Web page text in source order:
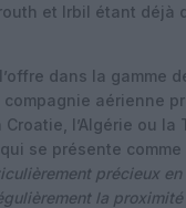
et Irbil étant
dans la gamme
aérienne
l’Algérie ou
se présente
précieux
la